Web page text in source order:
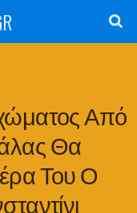
Από
Θα
Του Ο